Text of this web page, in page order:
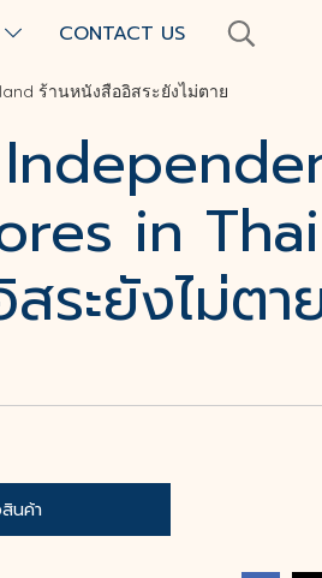
CONTACT US
ร้านหนังสืออิสระยังไม่ตาย
in
ระยังไม่ตา
นค้า